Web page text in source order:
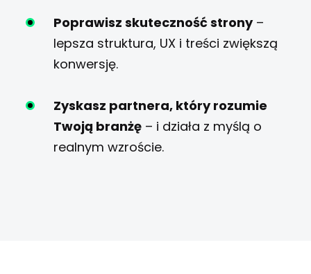
Poprawisz skuteczność strony–
lepsza struktura, UX i treści zwiększą
konwersję.
Zyskasz partnera, który rozumie
Twoją branżę – i działa z myślą o
realnym wzroście.